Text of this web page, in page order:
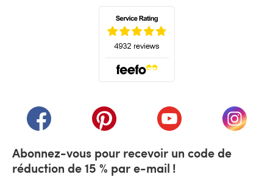
(s'ouvre dans un nouvel onglet)
(s'ouvre dans un nouvel onglet)
(s'ouvre dans un(s'ouvre
Abonnez-vous pour recevoir un code de
réduction de 15 % par e-mail !